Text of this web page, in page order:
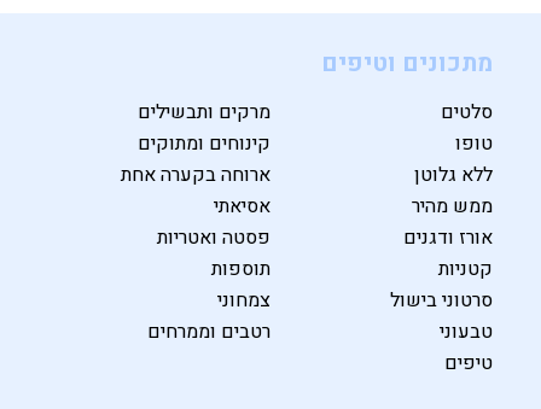
מתכונים וטיפים
סלטים
מרקים ותבשילים
טופו
קינוחים ומתוקים
ללא גלוטן
ארוחה בקערה אחת
ממש מהיר
אסיאתי
אורז ודגנים
פסטה ואטריות
קטניות
תוספות
סרטוני בישול
צמחוני
טבעוני
רטבים וממרחים
טיפים